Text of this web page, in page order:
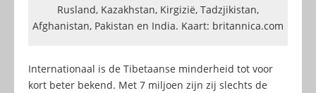
Rusland, Kazakhstan, Kirgizië, Tadzjikistan,
Afghanistan, Pakistan en India. Kaart: britannica.com
Internationaal is de Tibetaanse minderheid tot voor
kort beter bekend. Met 7 miljoen zijn zij slechts de